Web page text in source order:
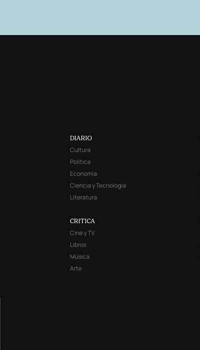
DIARIO
Cultura
Política
Economía
Ciencia y Tecnología
Literatura
CRITICA
Cine y TV
Libros
Música
Arte